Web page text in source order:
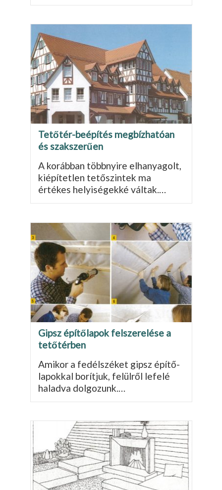
Tetőtér-beépítés megbízhatóan
és szakszerűen
A korábban többnyire elhanyagolt,
kiépítetlen tetőszintek ma
értékes helyi­ségekké váltak.…
Gipsz építőlapok felszerelése a
tetőtérben
Amikor a fedélszéket gipsz építő­
lapokkal borítjuk, felülről lefelé
haladva dolgozunk.…